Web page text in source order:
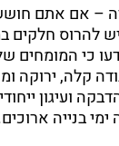
– אם אתם
להרוס חלקים
כי המומחים
קלה, ירוקה
ועיגון
בנייה